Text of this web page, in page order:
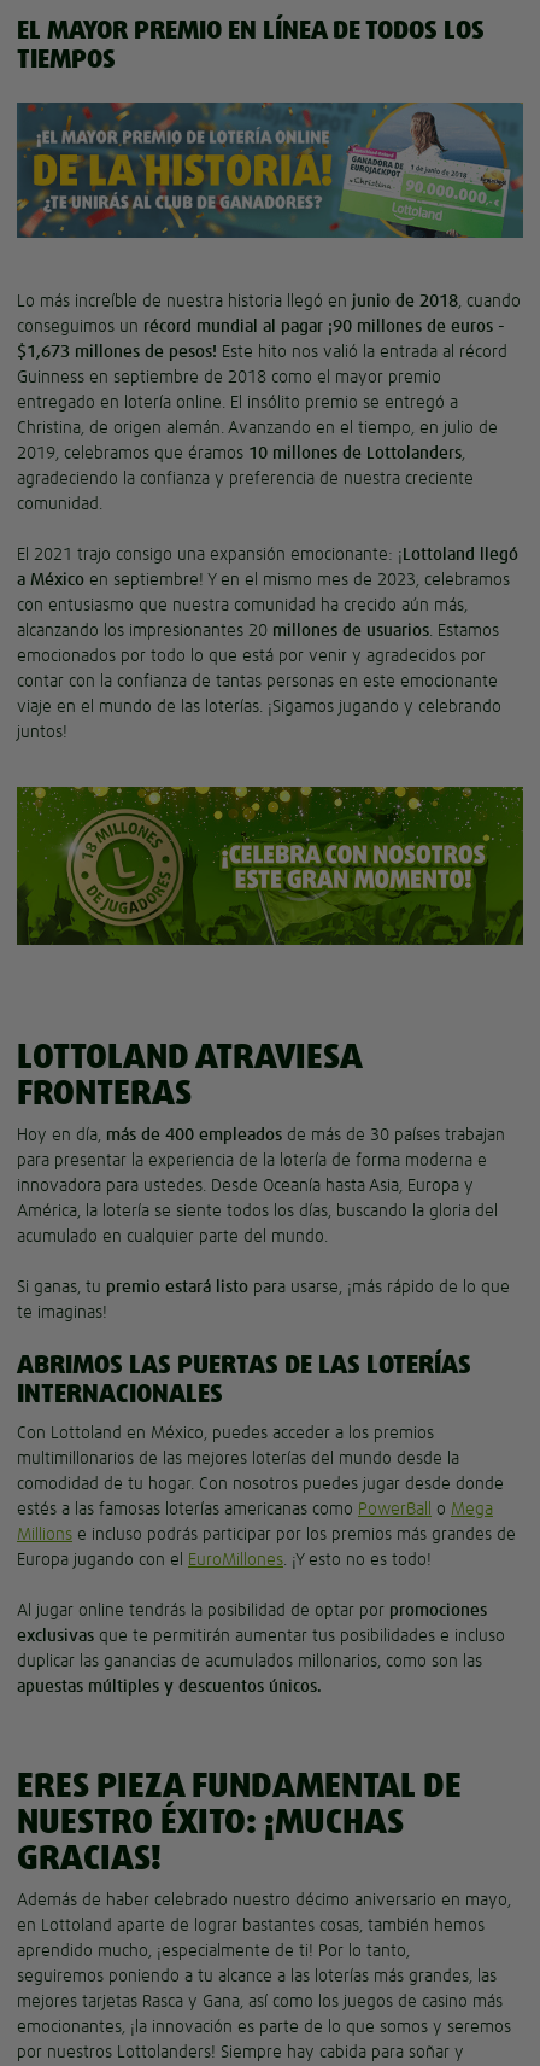
EL MAYOR PREMIO EN LÍNEA DE TODOS LOS
TIEMPOS
Lo más increíble de nuestra historia llegó en junio de 2018, cuando
conseguimos un récord mundial al pagar ¡90 millones de euros -
$1,673 millones de pesos! Este hito nos valió la entrada al récord
Guinness en septiembre de 2018 como el mayor premio
entregado en lotería online. El insólito premio se entregó a
Christina, de origen alemán. Avanzando en el tiempo, en julio de
2019, celebramos que éramos 10 millones de Lottolanders,
agradeciendo la confianza y preferencia de nuestra creciente
comunidad.
El 2021 trajo consigo una expansión emocionante: ¡Lottoland llegó
a México en septiembre! Y en el mismo mes de 2023, celebramos
con entusiasmo que nuestra comunidad ha crecido aún más,
alcanzando los impresionantes 20 millones de usuarios. Estamos
emocionados por todo lo que está por venir y agradecidos por
contar con la confianza de tantas personas en este emocionante
viaje en el mundo de las loterías. ¡Sigamos jugando y celebrando
juntos!
LOTTOLAND ATRAVIESA
FRONTERAS
Hoy en día, más de 400 empleados de más de 30 países trabajan
para presentar la experiencia de la lotería de forma moderna e
innovadora para ustedes. Desde Oceanía hasta Asia, Europa y
América, la lotería se siente todos los días, buscando la gloria del
acumulado en cualquier parte del mundo.
Si ganas, tu premio estará listo para usarse, ¡más rápido de lo que
te imaginas!
ABRIMOS LAS PUERTAS DE LAS LOTERÍAS
INTERNACIONALES
Con Lottoland en México, puedes acceder a los premios
multimillonarios de las mejores loterías del mundo desde la
comodidad de tu hogar. Con nosotros puedes jugar desde donde
estés a las famosas loterías americanas como PowerBall o Mega
Millions e incluso podrás participar por los premios más grandes de
Europa jugando con el EuroMillones. ¡Y esto no es todo!
Al jugar online tendrás la posibilidad de optar por promociones
exclusivas que te permitirán aumentar tus posibilidades e incluso
duplicar las ganancias de acumulados millonarios, como son las
apuestas múltiples y descuentos únicos.
ERES PIEZA FUNDAMENTAL DE
NUESTRO ÉXITO: ¡MUCHAS
GRACIAS!
Además de haber celebrado nuestro décimo aniversario en mayo,
en Lottoland aparte de lograr bastantes cosas, también hemos
aprendido mucho, ¡especialmente de ti! Por lo tanto,
seguiremos poniendo a tu alcance a las loterías más grandes, las
mejores tarjetas Rasca y Gana, así como los juegos de casino más
emocionantes, ¡la innovación es parte de lo que somos y seremos
por nuestros Lottolanders! Siempre hay cabida para soñar y